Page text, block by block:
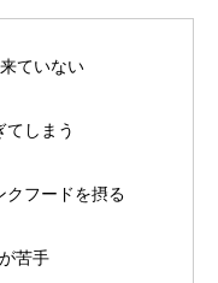
ていない
てしまう
クフードを摂る
苦手